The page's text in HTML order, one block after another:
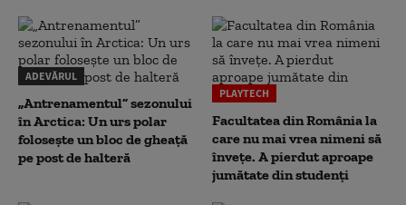
ADEVĂRUL
„Antrenamentul” sezonului
în Arctica: Un urs polar
folosește un bloc de gheață
pe post de halteră
PLAYTECH
Facultatea din România la
care nu mai vrea nimeni să
înveţe. A pierdut aproape
jumătate din studenţi